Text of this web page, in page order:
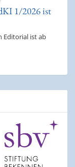
1/2026 ist
Editorial ist ab